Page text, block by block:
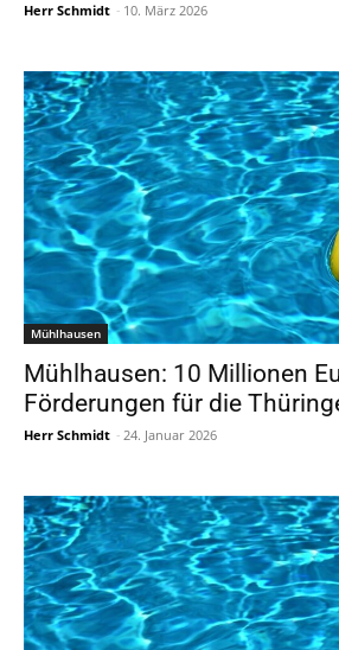
Herr Schmidt - 10. März 2026
Mühlhausen
Mühlhausen: 10 Millionen
Förderungen für die
Herr Schmidt - 24. Januar 2026